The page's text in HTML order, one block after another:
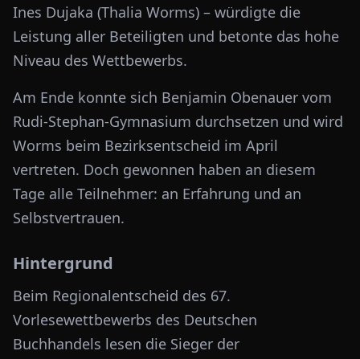
Ines Dujaka (Thalia Worms) – würdigte die
Leistung aller Beteiligten und betonte das hohe
Niveau des Wettbewerbs.
Am Ende konnte sich Benjamin Obenauer vom
Rudi-Stephan-Gymnasium durchsetzen und wird
Worms beim Bezirksentscheid im April
vertreten. Doch gewonnen haben an diesem
Tage alle Teilnehmer: an Erfahrung und an
Selbstvertrauen.
Hintergrund
Beim Regionalentscheid des 67.
Vorlesewettbewerbs des Deutschen
Buchhandels lesen die Sieger der